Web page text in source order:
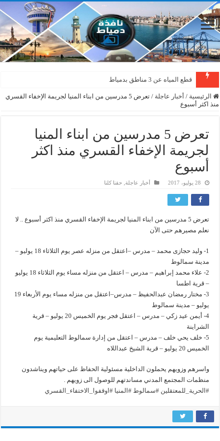
قطع المياه عن 3 مناطق بدمياط
الرئيسية / أخبار عاجلة /
تعرض 5 مدرسين من ابناء المنيا لجريمة الإخفاء القسري
منذ اكثر أسبوع
تعرض 5 مدرسين من ابناء المنيا
لجريمة الإخفاء القسري منذ اكثر
أسبوع
28 يوليو، 2017 أخبار عاجلة حقنا كلنا
تعرض 5 مدرسين من ابناء المنيا لجريمة الإخفاء القسري منذ اكثر أسبوع .. لا
نعلم مصيرهم حتى الآن
1- وليد حجازى محمد – مدرس –اعتقل من منزله عصر يوم الثلاثاء 18 يوليو –
مدينة سمالوط
2- علاء محمد إبراهيم – مدرس – اعتقل من منزله مساء يوم الثلاثاء 18 يوليو
– قرية اطسا
3- مختار رمضان عبدالحفيظ – مدرس–اعتقل من منزله مساء يوم الأربعاء 19
يوليو – مدينة سمالوط
4- أيمن عيد زكي – مدرس – اعتقل فجر يوم الخميس 20 يوليو – قرية
الشراينة
5- خلف يحي خلف – مدرس – اعتقل من إدارة سمالوط التعليمية يوم
الخميس 20 يوليو – قرية الشيخ عبداللاه
واسرهم وزويهم يحملون الداخلية مسئولية الحفاظ على حياتهم ويناشدون
منظمات المجتمع المدني مساندتهم للوصول الى زويهم .
#الحرية_للمعتقلين #سمالوط #المنيا #اوقفوا_الاختفاء_القسري